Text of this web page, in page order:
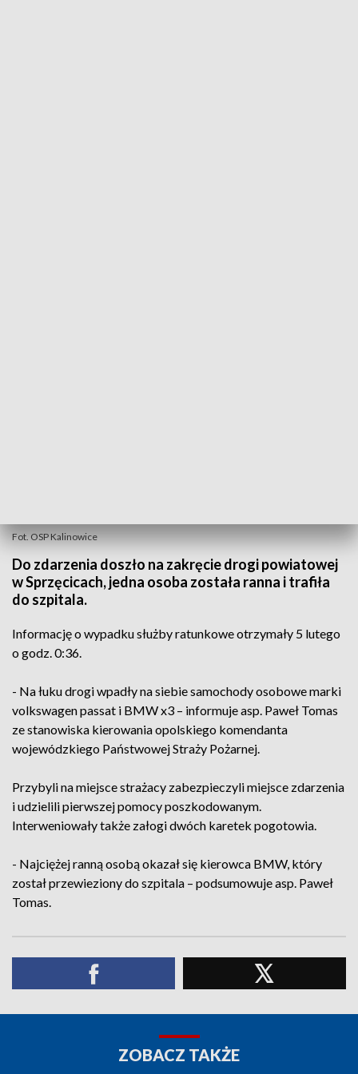
Fot. OSP Kalinowice
Do zdarzenia doszło na zakręcie drogi powiatowej
w Sprzęcicach, jedna osoba została ranna i trafiła
do szpitala.
Informację o wypadku służby ratunkowe otrzymały 5 lutego
o godz. 0:36.
- Na łuku drogi wpadły na siebie samochody osobowe marki
volkswagen passat i BMW x3 – informuje asp. Paweł Tomas
ze stanowiska kierowania opolskiego komendanta
wojewódzkiego Państwowej Straży Pożarnej.
Przybyli na miejsce strażacy zabezpieczyli miejsce zdarzenia
i udzielili pierwszej pomocy poszkodowanym.
Interweniowały także załogi dwóch karetek pogotowia.
- Najciężej ranną osobą okazał się kierowca BMW, który
został przewieziony do szpitala – podsumowuje asp. Paweł
Tomas.
ZOBACZ TAKŻE